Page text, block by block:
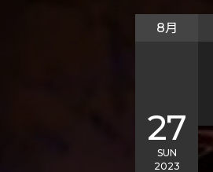
8月
27
SUN
2023